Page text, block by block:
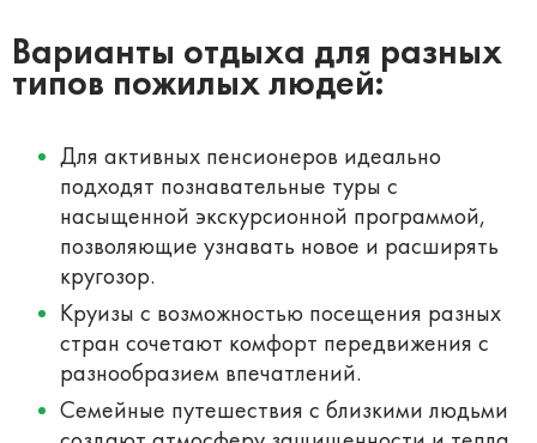
Варианты отдыха для разных
типов пожилых людей:
Для активных пенсионеров идеально
подходят познавательные туры с
насыщенной экскурсионной программой,
позволяющие узнавать новое и расширять
кругозор.
Круизы с возможностью посещения разных
стран сочетают комфорт передвижения с
разнообразием впечатлений.
Семейные путешествия с близкими людьми